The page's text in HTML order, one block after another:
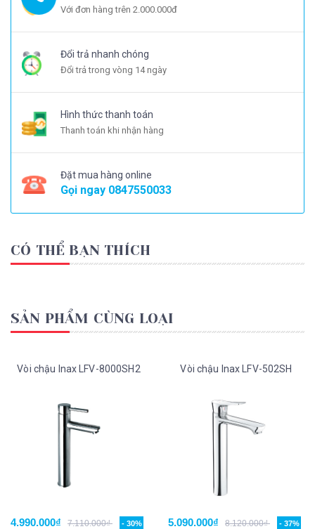
Với đơn hàng trên 2.000.000đ
Đổi trả nhanh chóng
Đổi trả trong vòng 14 ngày
Hình thức thanh toán
Thanh toán khi nhận hàng
Đặt mua hàng online
Gọi ngay 0847550033
CÓ THỂ BẠN THÍCH
SẢN PHẨM CÙNG LOẠI
Vòi chậu Inax LFV-8000SH2
4.990.000₫ 7.110.000₫ - 30%
Vòi chậu Inax LFV-502SH
5.090.000₫ 8.120.000₫ - 37%